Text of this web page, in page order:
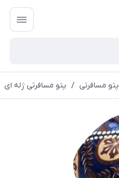
پتو مسافرتی / پتو مسافرتی ژله ای